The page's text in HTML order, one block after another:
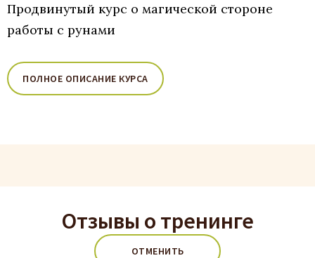
Продвинутый курс о магической стороне
работы с рунами
ПОЛНОЕ ОПИСАНИЕ КУРСА
Отзывы о тренинге
ОТМЕНИТЬ